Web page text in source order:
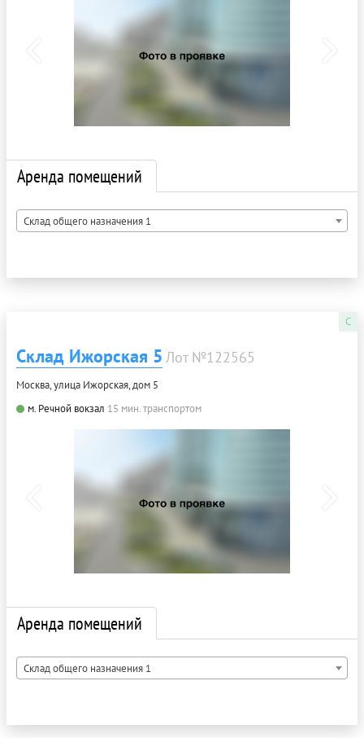
Аренда помещений
Склад общего назначения 1
C
Склад Ижорская 5 Лот №122565
Москва, улица Ижорская, дом 5
м. Речной вокзал 15 мин. транспортом
Аренда помещений
Склад общего назначения 1